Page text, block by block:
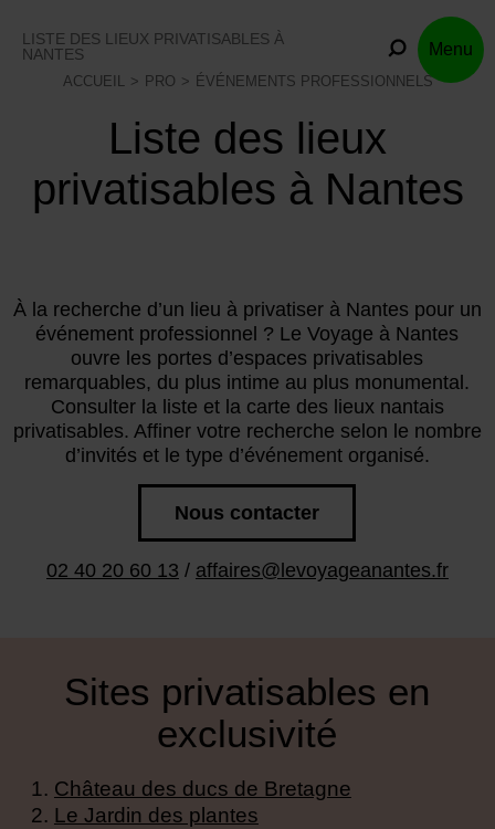
content
LISTE DES LIEUX PRIVATISABLES À
NANTES
Menu
ACCUEIL PRO ÉVÉNEMENTS PROFESSIONNELS
Liste des lieux
privatisables à Nantes
À la recherche d’un lieu à privatiser à Nantes pour un
événement professionnel ? Le Voyage à Nantes
ouvre les portes d’espaces privatisables
remarquables, du plus intime au plus monumental.
Consulter la liste et la carte des lieux nantais
privatisables. Affiner votre recherche selon le nombre
d’invités et le type d’événement organisé.
Nous contacter
02 40 20 60 13 / affaires@levoyageanantes.fr
Sites privatisables en
exclusivité
Château des ducs de Bretagne
Le Jardin des plantes